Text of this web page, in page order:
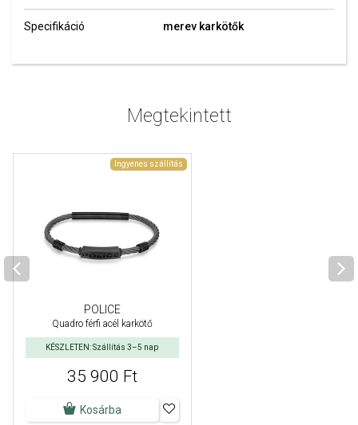
Specifikáció merev karkötők
Megtekintett
Ingyenes szállítás
POLICE
Quadro férfi acél karkötő
KÉSZLETEN: Szállítás 3–5 nap
35 900 Ft
Kosárba